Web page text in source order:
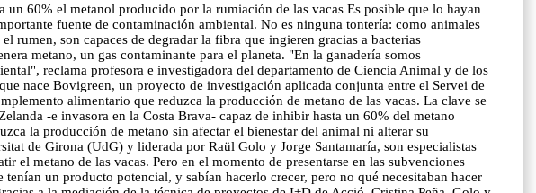
60% el metanol producido por la rumiación de las vacas Es posible que lo hayan
fuente de contaminación ambiental. No es ninguna tontería: como animales
rumen, son capaces de degradar la fibra que ingieren gracias a bacterias
metano, un gas contaminante para el planeta. "En la ganadería somos
reclama profesora e investigadora del departamento de Ciencia Animal y de los
nace Bovigreen, un proyecto de investigación aplicada conjunta entre el Servei de
alimentario que reduzca la producción de metano de las vacas. La clave se
-e invasora en la Costa Brava- capaz de inhibir hasta un 60% del metano
la producción de metano sin afectar el bienestar del animal ni alterar su
de Girona (UdG) y liderada por Raül Golo y Jorge Santamaría, son especialistas
metano de las vacas. Pero en el momento de presentarse en las subvenciones
un producto potencial, y sabían hacerlo crecer, pero no qué necesitaban hacer